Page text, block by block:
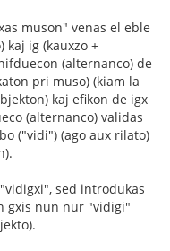
muson" venas el eble
ig (kauxzo +
(alternanco) de
pri muso) (kiam la
kaj efikon de igx
(alternanco) validas
("vidi") (ago aux rilato)
sed introdukas
gxis nun nur "vidigi"